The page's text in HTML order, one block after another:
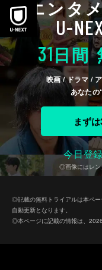
本文へスキップエンタ
U-
31日間
映画 / ドラマ /
あなたの
まず
今日登
◎画像にはレン
◎記載の無料トライアルは本ペ
自動更新となります。
◎本ページに記載の情報は、